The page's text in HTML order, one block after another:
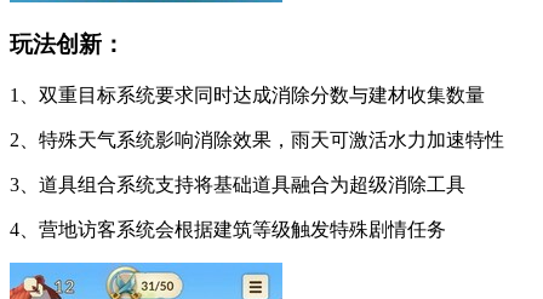
玩法创新：
1、双重目标系统要求同时达成消除分数与建材收集数量
2、特殊天气系统影响消除效果，雨天可激活水力加速特性
3、道具组合系统支持将基础道具融合为超级消除工具
4、营地访客系统会根据建筑等级触发特殊剧情任务